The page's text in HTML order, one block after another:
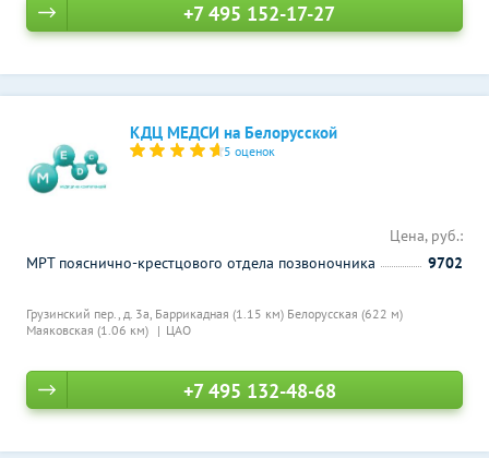
+7 495 152-17-27
КДЦ МЕДСИ на Белорусской
5 оценок
Грузинский пер., д. 3а, Баррикадная (1.15 км) Белорусская (622 м)
Маяковская (1.06 км)
ЦАО
Цена, руб.:
МРТ пояснично-крестцового отдела позвоночника
9702
+7 495 132-48-68